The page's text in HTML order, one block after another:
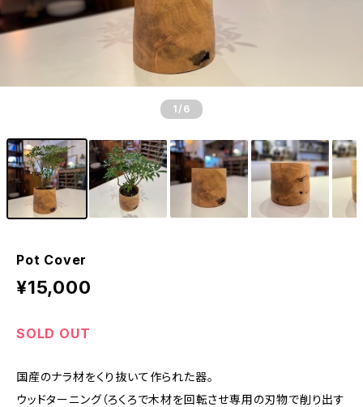
1 /6
Pot Cover
¥15,000
SOLD OUT
国産のナラ材をくり抜いて作られた器。
ウッドターニング（ろくろで木材を回転させ専用の刃物で削り出す